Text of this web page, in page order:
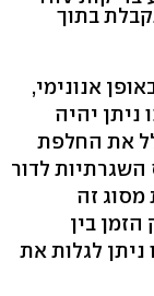
בתוך
אנונימי,
ניתן יהיה
את החלפת
לדור
מסוג זה
בין
לגלות את